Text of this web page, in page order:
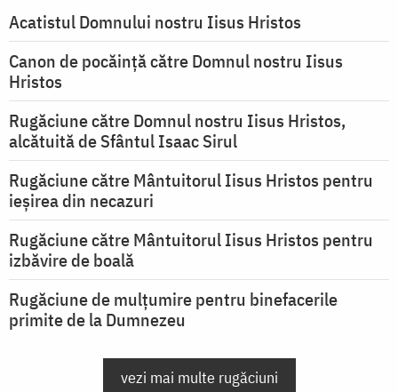
Acatistul Domnului nostru Iisus Hristos
Canon de pocăință către Domnul nostru Iisus
Hristos
Rugăciune către Domnul nostru Iisus Hristos,
alcătuită de Sfântul Isaac Sirul
Rugăciune către Mântuitorul Iisus Hristos pentru
ieşirea din necazuri
Rugăciune către Mântuitorul Iisus Hristos pentru
izbăvire de boală
Rugăciune de mulțumire pentru binefacerile
primite de la Dumnezeu
vezi mai multe rugăciuni